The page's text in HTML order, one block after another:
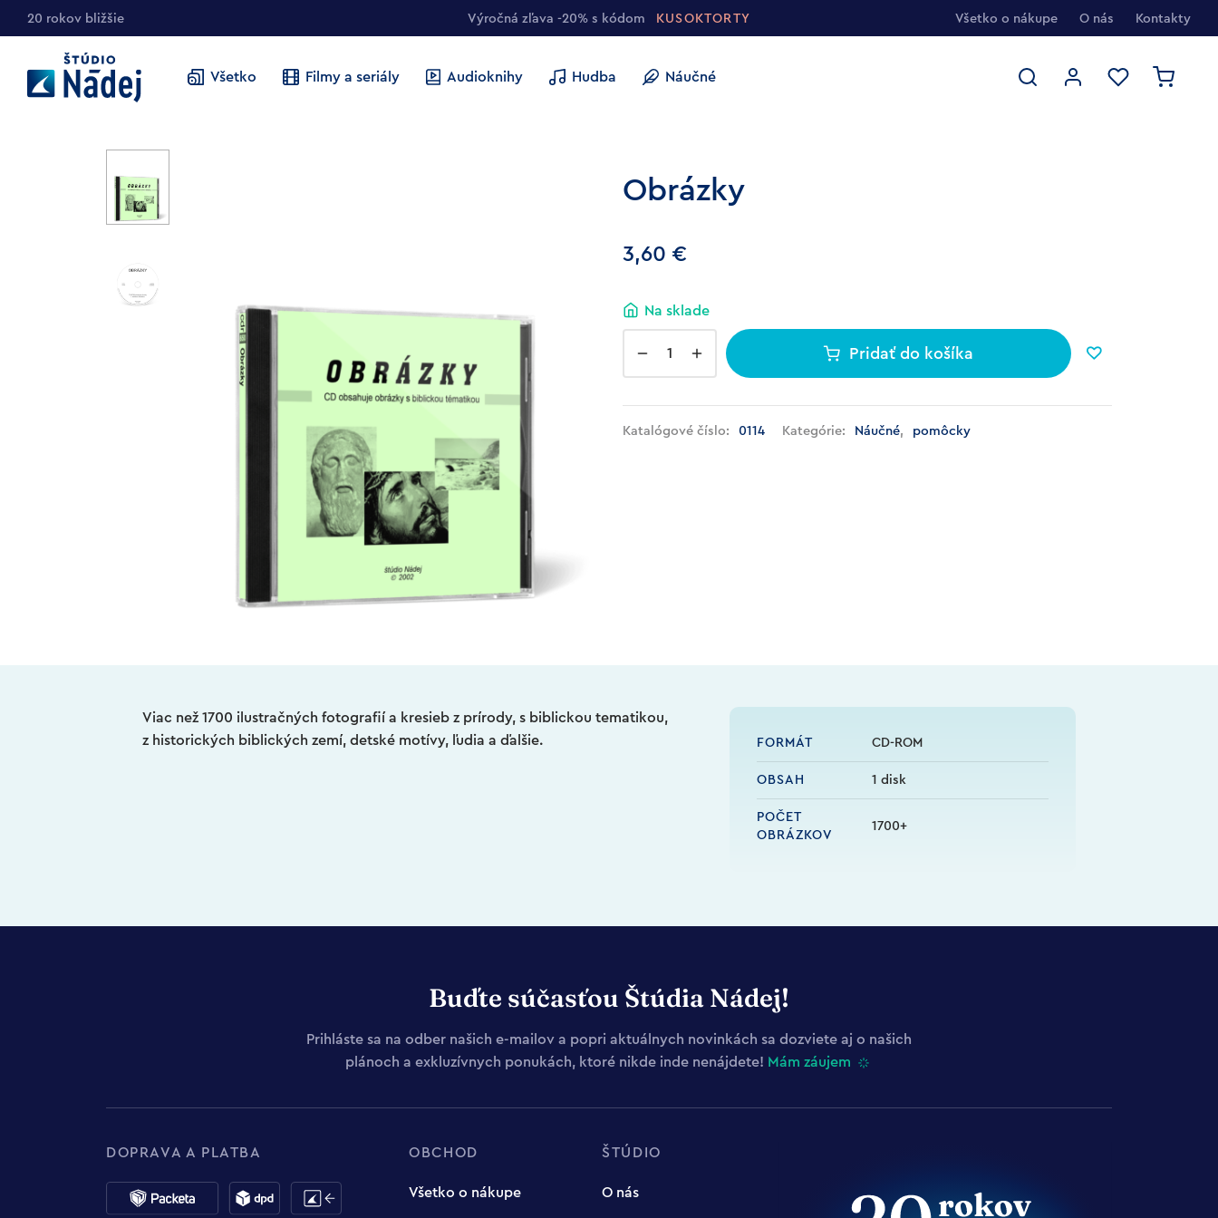
20 rokov bližšie Výročná zľava -20% s kódom KUSOKTORTY Všetko o nákupe O nás Kontakty
Všetko Filmy a seriály Audioknihy Hudba Náučné
Obrázky
3,60 €
Na sklade
Pridať do košíka
Katalógové číslo: 0114 Kategórie: Náučné, pomôcky
Viac než 1700 ilustračných fotografií a kresieb z prírody, s biblickou tematikou,
z historických biblických zemí, detské motívy, ľudia a ďalšie.
FORMÁT CD-ROM
OBSAH 1 disk
POČET
OBRÁZKOV
1700+
Buďte súčasťou Štúdia Nádej!
Prihláste sa na odber našich e-mailov a popri aktuálnych novinkách sa dozviete aj o našich
plánoch a exkluzívnych ponukách, ktoré nikde inde nenájdete! Mám záujem
DOPRAVA A PLATBA OBCHOD
Všetko o nákupe
ŠTÚDIO
O nás